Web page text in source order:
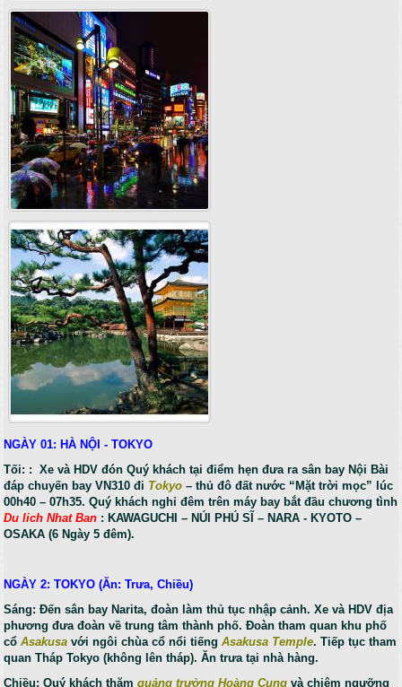
NGÀY 01: HÀ NỘI - TOKYO
Tối: : Xe và HDV đón Quý khách tại điểm hẹn đưa ra sân bay Nội Bài
đáp chuyến bay VN310 đi Tokyo – thủ đô đất nước “Mặt trời mọc” lúc
00h40 – 07h35. Quý khách nghỉ đêm trên máy bay bắt đầu chương tình
Du lich Nhat Ban : KAWAGUCHI – NÚI PHÚ SĨ – NARA - KYOTO –
OSAKA (6 Ngày 5 đêm).
NGÀY 2: TOKYO (Ăn: Trưa, Chiều)
Sáng: Đến sân bay Narita, đoàn làm thủ tục nhập cảnh. Xe và HDV địa
phương đưa đoàn về trung tâm thành phố. Đoàn tham quan khu phố
cổAsakusa với ngôi chùa cổ nổi tiếng Asakusa Temple. Tiếp tục tham
quan Tháp Tokyo (không lên tháp). Ăn trưa tại nhà hàng.
Chiều: Quý khách thămquảng trường Hoàng Cung và chiêm ngưỡng